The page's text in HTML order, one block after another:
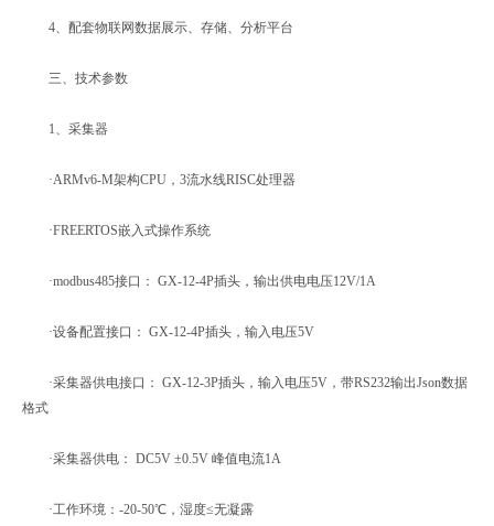
4、配套物联网数据展示、存储、分析平台
三、技术参数
1、采集器
·ARMv6-M架构CPU，3流水线RISC处理器
·FREERTOS嵌入式操作系统
·modbus485接口： GX-12-4P插头，输出供电电压12V/1A
·设备配置接口： GX-12-4P插头，输入电压5V
·采集器供电接口： GX-12-3P插头，输入电压5V，带RS232输出Json数据
格式
·采集器供电： DC5V ±0.5V 峰值电流1A
·工作环境：-20-50℃，湿度≤无凝露